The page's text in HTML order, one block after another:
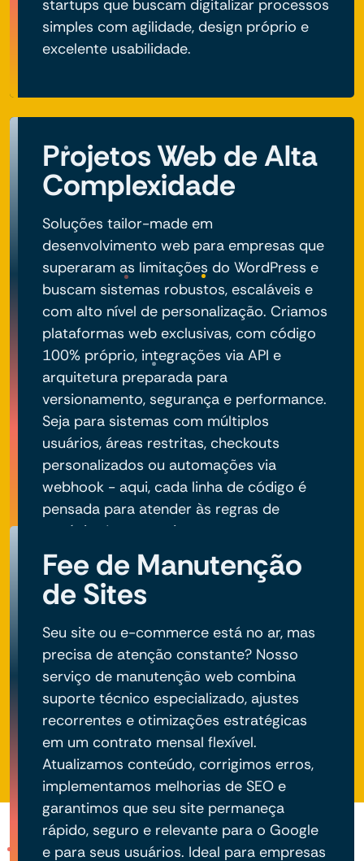
startups que buscam digitalizar processos
simples com agilidade, design próprio e
excelente usabilidade.
Projetos Web de Alta
Complexidade
Soluções tailor-made em
desenvolvimento web para empresas que
superaram as limitações do WordPress e
buscam sistemas robustos, escaláveis e
com alto nível de personalização. Criamos
plataformas web exclusivas, com código
100% próprio, integrações via API e
arquitetura preparada para
versionamento, segurança e performance.
Seja para sistemas com múltiplos
usuários, áreas restritas, checkouts
personalizados ou automações via
webhook - aqui, cada linha de código é
pensada para atender às regras de
negócio do seu projeto.
Fee de Manutenção
de Sites
Seu site ou e-commerce está no ar, mas
precisa de atenção constante? Nosso
serviço de manutenção web combina
suporte técnico especializado, ajustes
recorrentes e otimizações estratégicas
em um contrato mensal flexível.
Atualizamos conteúdo, corrigimos erros,
implementamos melhorias de SEO e
garantimos que seu site permaneça
rápido, seguro e relevante para o Google
e para seus usuários. Ideal para empresas